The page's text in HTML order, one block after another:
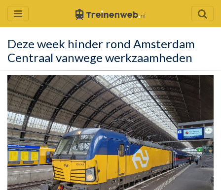
Deze week hinder rond Amsterdam
Centraal vanwege werkzaamheden